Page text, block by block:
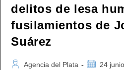
delitos de lesa
fusilamientos de
Suárez
AutorAgencia del Plata
Publicación
24